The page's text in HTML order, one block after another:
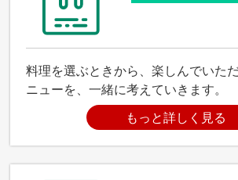
料理を選ぶときから、楽しんでいた
ニューを、一緒に考えていきます。
もっと詳しく見る